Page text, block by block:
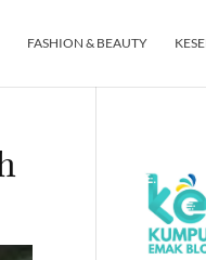
FASHION & BEAUTY